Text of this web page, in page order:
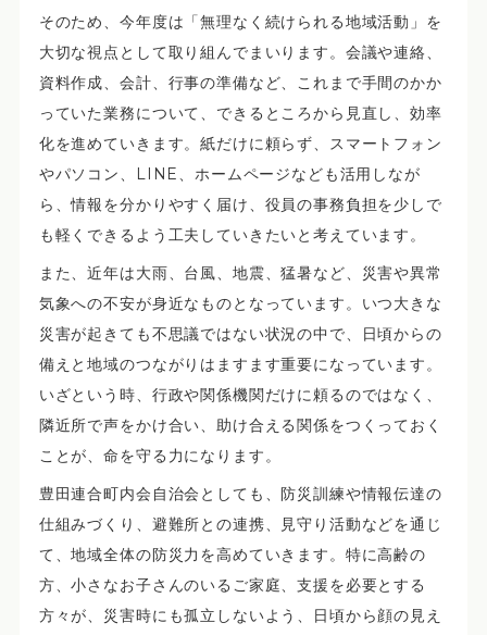
そのため、今年度は「無理なく続けられる地域活動」を
大切な視点として取り組んでまいります。会議や連絡、
資料作成、会計、行事の準備など、これまで手間のかか
っていた業務について、できるところから見直し、効率
化を進めていきます。紙だけに頼らず、スマートフォン
やパソコン、LINE、ホームページなども活用しなが
ら、情報を分かりやすく届け、役員の事務負担を少しで
も軽くできるよう工夫していきたいと考えています。
また、近年は大雨、台風、地震、猛暑など、災害や異常
気象への不安が身近なものとなっています。いつ大きな
災害が起きても不思議ではない状況の中で、日頃からの
備えと地域のつながりはますます重要になっています。
いざという時、行政や関係機関だけに頼るのではなく、
隣近所で声をかけ合い、助け合える関係をつくっておく
ことが、命を守る力になります。
豊田連合町内会自治会としても、防災訓練や情報伝達の
仕組みづくり、避難所との連携、見守り活動などを通じ
て、地域全体の防災力を高めていきます。特に高齢の
方、小さなお子さんのいるご家庭、支援を必要とする
方々が、災害時にも孤立しないよう、日頃から顔の見え